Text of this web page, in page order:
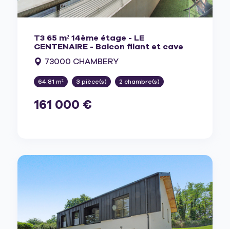
T3 65 m² 14ème étage - LE
CENTENAIRE - Balcon filant et cave
73000 CHAMBERY
64.81 m² 3 pièce(s) 2 chambre(s)
161 000 €